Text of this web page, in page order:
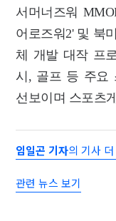
서머너즈워
어로즈워2' 및 북
체 개발 대작 프
시, 골프 등 주요
선보이며 스포츠
임일곤 기자의 기사 더
관련 뉴스 보기